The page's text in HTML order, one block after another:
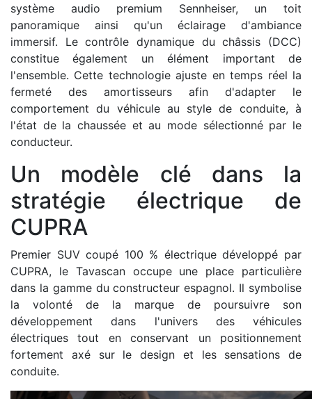
système audio premium Sennheiser, un toit
panoramique ainsi qu'un éclairage d'ambiance
immersif. Le contrôle dynamique du châssis (DCC)
constitue également un élément important de
l'ensemble. Cette technologie ajuste en temps réel la
fermeté des amortisseurs afin d'adapter le
comportement du véhicule au style de conduite, à
l'état de la chaussée et au mode sélectionné par le
conducteur.
Un modèle clé dans la
stratégie électrique de
CUPRA
Premier SUV coupé 100 % électrique développé par
CUPRA, le Tavascan occupe une place particulière
dans la gamme du constructeur espagnol. Il symbolise
la volonté de la marque de poursuivre son
développement dans l'univers des véhicules
électriques tout en conservant un positionnement
fortement axé sur le design et les sensations de
conduite.